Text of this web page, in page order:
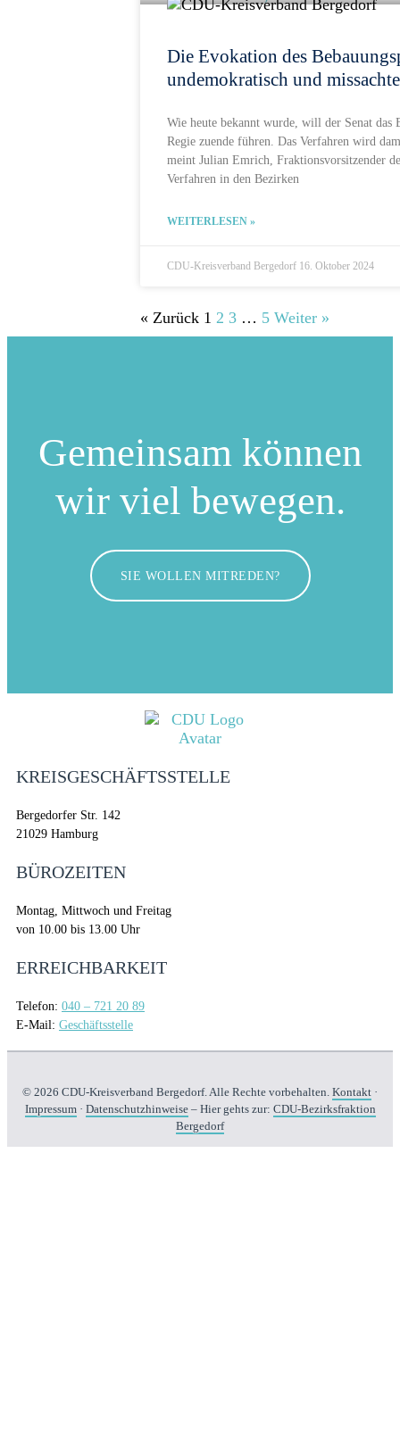
Die Evokation des
undemokratisch und
Wie heute bekannt wurde, will der Senat
Regie zuende führen. Das Verfahren wird
meint Julian Emrich, Fraktionsvorsitzender
Verfahren in den Bezirken
WEITERLESEN »
CDU-Kreisverband Bergedorf 16. Oktober 2024
« Zurück 1 2 3 … 5 Weiter »
Gemeinsam können
wir viel bewegen.
SIE WOLLEN MITREDEN?
KREISGESCHÄFTSSTELLE
Bergedorfer Str. 142
21029 Hamburg
BÜROZEITEN
Montag, Mittwoch und Freitag
von 10.00 bis 13.00 Uhr
ERREICHBARKEIT
Telefon: 040 – 721 20 89
E-Mail: Geschäftsstelle
© 2026 CDU-Kreisverband Bergedorf. Alle Rechte vorbehalten. Kontakt ·
Impressum· Datenschutzhinweise– Hier gehts zur: CDU-Bezirksfraktion
Bergedorf